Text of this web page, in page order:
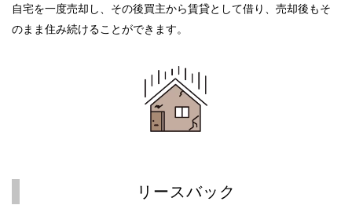
自宅を一度売却し、その後買主から賃貸として借り、売却後もそ
のまま住み続けることができます。
リースバック